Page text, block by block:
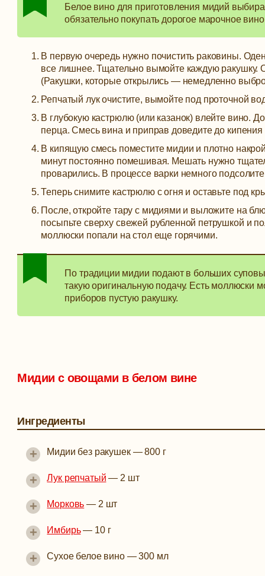
Белое вино для приготовления мидий
обязательно покупать дорогое марочное
В первую очередь нужно почистить раковины.
все лишнее. Тщательно вымойте каждую ракушку.
(Ракушки, которые открылись — немедленно
Репчатый лук очистите, вымойте под проточной
В глубокую кастрюлю (или казанок) влейте вино.
перца. Смесь вина и приправ доведите до кипения
В кипящую смесь поместите мидии и плотно
минут постоянно помешивая. Мешать нужно
проварились. В процессе варки немного
Теперь снимите кастрюлю с огня и оставьте под
После, откройте тару с мидиями и выложите на
посыпьте сверху свежей рубленной петрушкой и
моллюски попали на стол еще горячими.
По традиции мидии подают в больших
такую оригинальную подачу. Есть моллюски
приборов пустую ракушку.
Мидии с овощами в белом вине
Ингредиенты
Мидии без ракушек—800 г
+
Лук репчатый — 2 шт
+
Морковь — 2 шт
+
Имбирь— 10 г
+
Сухое белое вино—300 мл
+